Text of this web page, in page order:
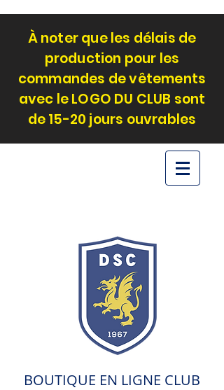
À noter que les délais de
production pour les
commandes de vêtements
avec le LOGO DU CLUB sont
de 15-20 jours ouvrables
BOUTIQUE EN LIGNE CLUB